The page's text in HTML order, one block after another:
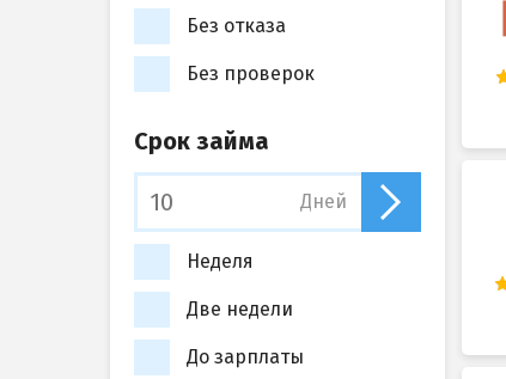
Без отказа
Без проверок
Срок займа
Дней
Неделя
Две недели
До зарплаты